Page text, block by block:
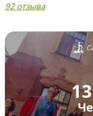
92 отзыва